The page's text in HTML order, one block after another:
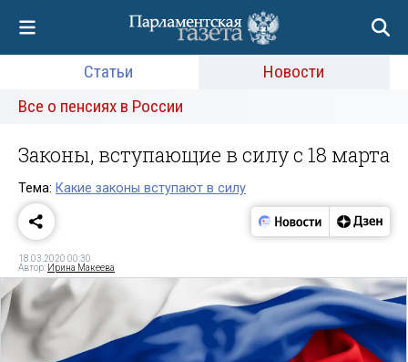
Статьи
Новости
Все о пенсиях в России
Законы, вступающие в силу с 18 марта
Тема: Какие законы вступают в силу
18.03.2020 00:30
Автор: Ирина Макеева